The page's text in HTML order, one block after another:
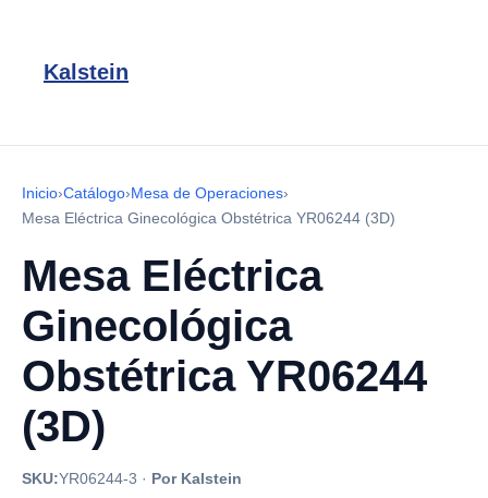
Kalstein
Inicio›Catálogo›Mesa de Operaciones›
Mesa Eléctrica Ginecológica Obstétrica YR06244 (3D)
Mesa Eléctrica
Ginecológica
Obstétrica YR06244
(3D)
SKU:YR06244-3 · Por Kalstein